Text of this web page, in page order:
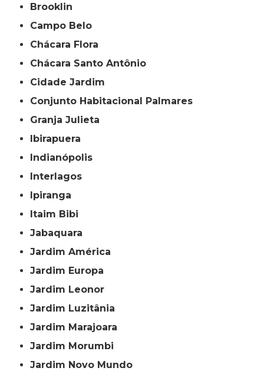
Brooklin
Campo Belo
Chácara Flora
Chácara Santo Antônio
Cidade Jardim
Conjunto Habitacional Palmares
Granja Julieta
Ibirapuera
Indianópolis
Interlagos
Ipiranga
Itaim Bibi
Jabaquara
Jardim América
Jardim Europa
Jardim Leonor
Jardim Luzitânia
Jardim Marajoara
Jardim Morumbi
Jardim Novo Mundo